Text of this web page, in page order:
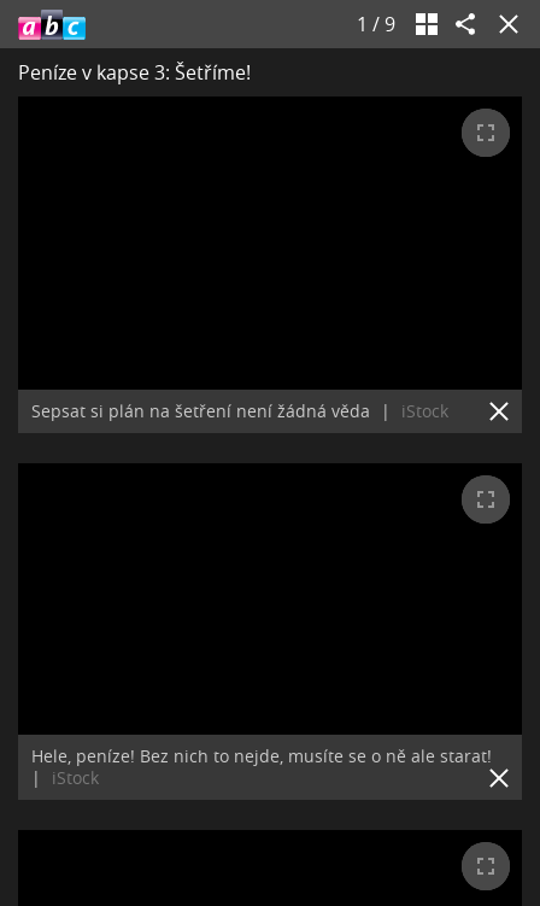
1 / 9
Peníze v kapse 3: Šetříme!
Sepsat si plán na šetření není žádná věda | iStock
Hele, peníze! Bez nich to nejde, musíte se o ně ale starat!
|
iStock